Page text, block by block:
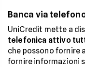
Banca via
UniCredit mette a
telefonica attivo
che possono fornire
fornire informazioni